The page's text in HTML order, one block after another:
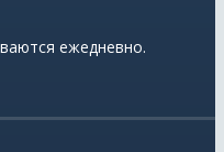
ежедневно.